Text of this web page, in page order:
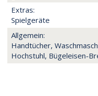
Extras:
Spielgeräte
Allgemein:
Handtücher,
Hochstuhl, Bügeleisen-